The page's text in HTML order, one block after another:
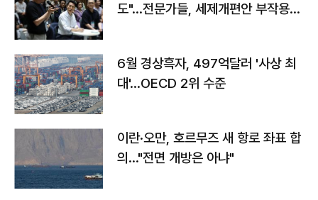
도"…전문가들, 세제개편안 부작용
6월 경상흑자, 497억달러 '사상 최
대'…OECD 2위 수준
이란·오만, 호르무즈 새 항로 좌표 합
의…"전면 개방은 아냐"